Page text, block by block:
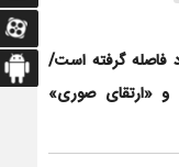
فاصله گرفته است/
«ارتقای صوری»